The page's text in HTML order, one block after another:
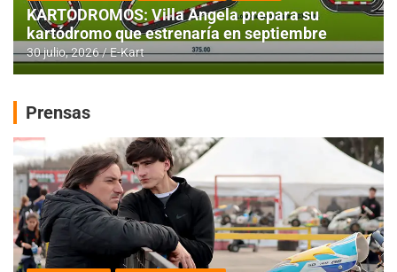
KARTODROMOS: Villa Angela prepara su
kartódromo que estrenaría en septiembre
30 julio, 2026 E-Kart
Prensas